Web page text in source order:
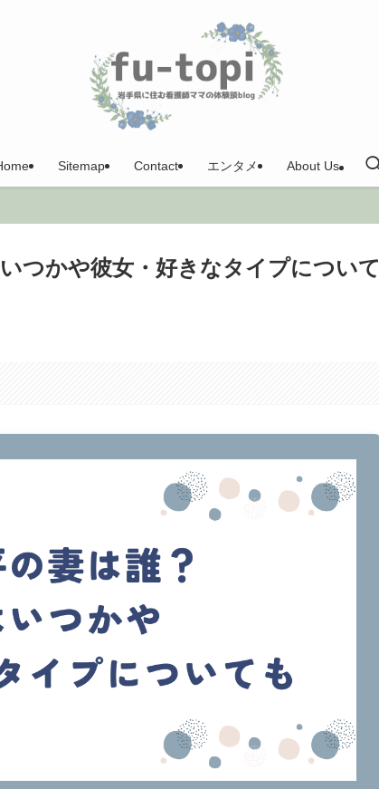
Sitemap Contact エンタメ About Us
つかや彼女・好きなタイプについて